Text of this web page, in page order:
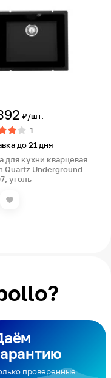
₽/шт.
1
до 21 дня
для кухни кварцевая
Quartz Underground
уголь
проверенные